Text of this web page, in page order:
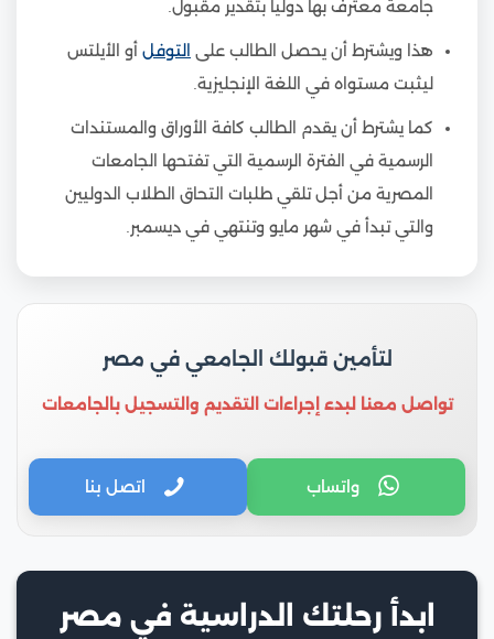
جامعة معترف بها دوليا بتقدير مقبول.
هذا ويشترط أن يحصل الطالب على التوفل أو الأيلتس
ليثبت مستواه في اللغة الإنجليزية.
كما يشترط أن يقدم الطالب كافة الأوراق والمستندات
الرسمية في الفترة الرسمية التي تفتحها الجامعات
المصرية من أجل تلقي طلبات التحاق الطلاب الدوليين
والتي تبدأ في شهر مايو وتنتهي في ديسمبر.
لتأمين قبولك الجامعي في مصر
تواصل معنا لبدء إجراءات التقديم والتسجيل بالجامعات
واتساب اتصل بنا
ابدأ رحلتك الدراسية في مصر